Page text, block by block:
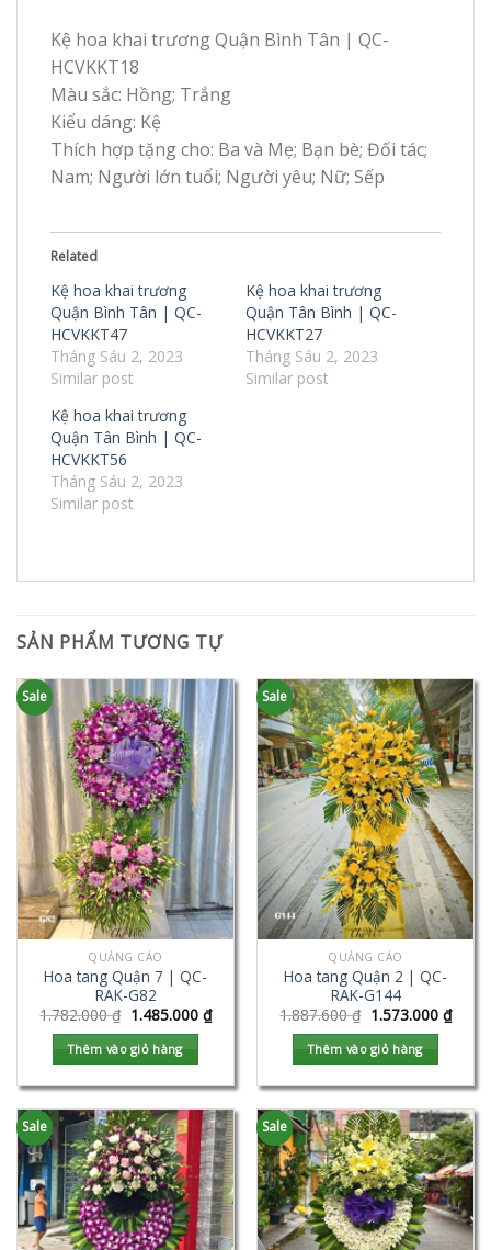
Kệ hoa khai trương Quận Bình Tân | QC-
HCVKKT18
Màu sắc: Hồng; Trắng
Kiểu dáng: Kệ
Thích hợp tặng cho: Ba và Mẹ; Bạn bè; Đối tác;
Nam; Người lớn tuổi; Người yêu; Nữ; Sếp
Related
Kệ hoa khai trương
Quận Bình Tân | QC-
HCVKKT47
Tháng Sáu 2, 2023
Similar post
Kệ hoa khai trương
Quận Tân Bình | QC-
HCVKKT27
Tháng Sáu 2, 2023
Similar post
Kệ hoa khai trương
Quận Tân Bình | QC-
HCVKKT56
Tháng Sáu 2, 2023
Similar post
SẢN PHẨM TƯƠNG TỰ
Sale
QUẢNG CÁO
Hoa tang Quận 7 | QC-
RAK-G82
1.782.000₫ 1.485.000 ₫
Thêm vào giỏ hàng
Sale
QUẢNG CÁO
Hoa tang Quận 2 | QC-
RAK-G144
1.887.600₫ 1.573.000 ₫
Thêm vào giỏ hàng
Sale Sale